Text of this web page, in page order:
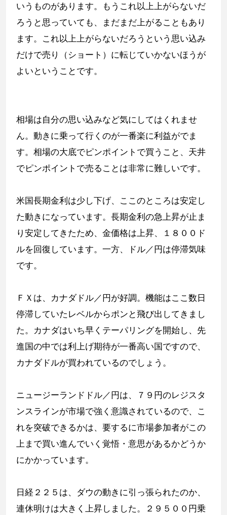
いうものがあります。もうこれ以上上がらないだ
ろうと思っていても、まだまだ上がることもあり
ます。これ以上上がらないだろうという思い込み
だけで売り（ショート）に転じていかないほうが
よいということです。
相場は自分の思い込みなど気にしてはくれませ
ん。動きに乗って行くのが一番楽に利益がでま
す。相場の大底でピンポイントで買うこと、天井
でピンポイントで売ることは非常に難しいです。
米国長期金利は少し下げ、ここのところは安定し
た動きになっています。長期金利の急上昇が止ま
り安定してきたため、金価格は上昇、１８００ド
ルを回復しています。一方、ドル／円は停滞気味
です。
ＦＸは、カナダドル／円が好調。機能はここ数日
停滞していたレベルからポンと飛び出してきまし
た。カナダはいち早くテーパリングを開始し、先
進国の中では利上げ期待が一番高い国ですので、
カナダドルが買われているのでしょう。
ニュージーランドドル／円は、７９円のレジスタ
ンスラインが市場で強く意識されているので、こ
れを突破できるかは、要するに市場参加者がこの
上まで買い進んでいく覚悟・意思があるかどうか
にかかっています。
日経２２５は、ダウの動きに引っ張られたのか、
連休明けは大きく上昇しました。２９５００円乗